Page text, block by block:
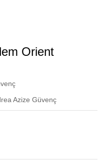
Orient
Azize Güvenç